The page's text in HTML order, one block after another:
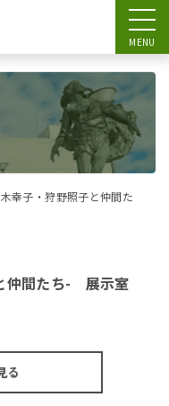
幸子・狩野照子と仲間た
仲間たち- 展示室
る